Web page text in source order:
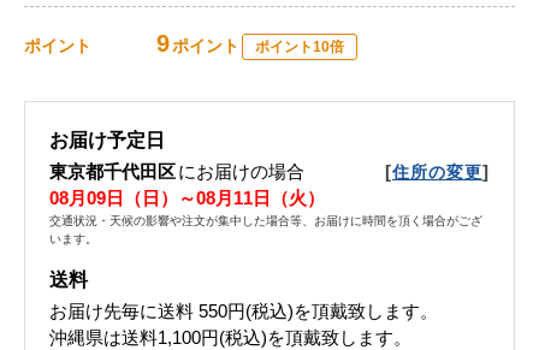
ポイント 9ポイント ポイント10倍
お届け予定日
東京都千代田区にお届けの場合 [住所の変更]
08月09日（日）～08月11日（火）
交通状況・天候の影響や注文が集中した場合等、お届けに時間を頂く場合がござ
います。
送料
お届け先毎に送料 550円(税込)を頂戴致します。
沖縄県は送料1,100円(税込)を頂戴致します。